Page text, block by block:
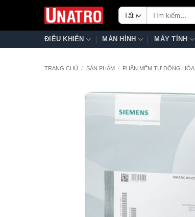
nội
ĐIỀU KHIỂN MÀN HÌNH MÁY TÍNH
TRANG CHỦ / SẢN PHẨM / PHẦN MỀM TỰ ĐỘNG HÓA